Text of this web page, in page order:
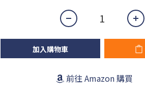
加入購物車
前往 Amazon 購買